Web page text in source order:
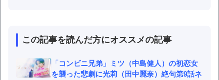
この記事を読んだ方にオススメの記事
「コンビニ兄弟」ミツ（中島健人）の初恋女
を襲った悲劇に光莉（田中麗奈）絶句第9話ネ